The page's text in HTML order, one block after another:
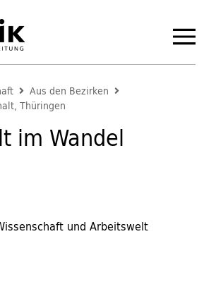
Aus den Bezirken
Thüringen
im Wandel
und Arbeitswelt